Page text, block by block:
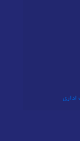
اداری